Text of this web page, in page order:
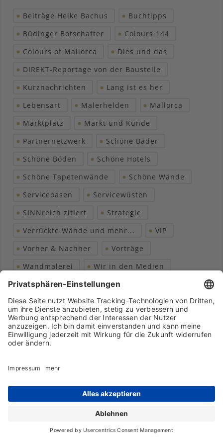
Beiträge Heike Bachus
Buchtipps
Büdinger Botschafter
Colours 144
Colours of Mallorca
Dies und das
DIREKT-Reportage von der Baustelle
Kurznachrichten
Lang ist es her
Lebensart
Malerhelden
Mallorca
Marktplatz
Markt und Kunde
Partnernetzwerk
Schöne Bäder
Schöne Böden
Schöne Hotels
Schöne Tapetenwände
Schöne Wände
Serviceoasen
Servicewüsten
SINNreich zitiert
Strategie
Verrückte Wände und mehr...
VIP
Vorher & Nachher
Vorträge
Wandmalerei
Wir in den Medien
Wohngesundheit
Markenpartner